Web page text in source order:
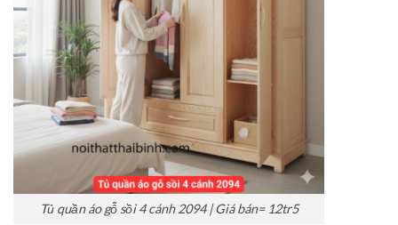
Tủ quần áo gỗ sồi 4 cánh 2094 | Giá bán= 12tr5